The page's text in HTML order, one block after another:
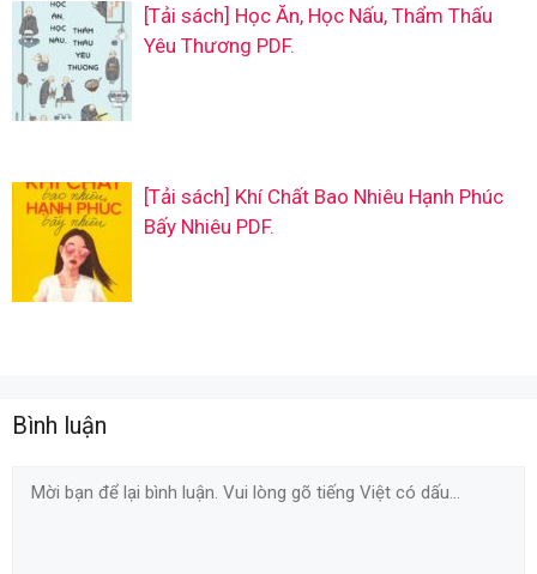
[Tải sách] Học Ăn, Học Nấu, Thẩm Thấu
Yêu Thương PDF.
[Tải sách] Khí Chất Bao Nhiêu Hạnh Phúc
Bấy Nhiêu PDF.
Bình luận
Comment